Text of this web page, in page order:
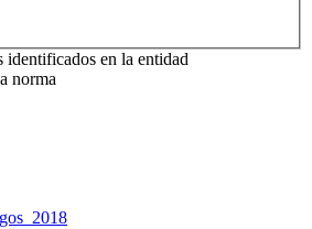
identificados en la entidad
norma